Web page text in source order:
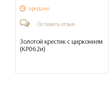
продано
Оставить отзыв
Золотой крестик с цирконием
(КР062и)